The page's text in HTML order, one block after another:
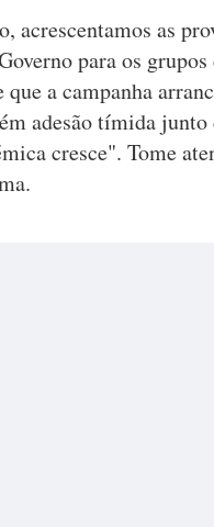
acrescentamos as
para os
que a campanha
adesão tímida
cresce". Tome